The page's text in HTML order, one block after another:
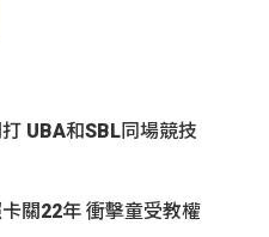
UBA和SBL同場競技
關22年 衝擊童受教權